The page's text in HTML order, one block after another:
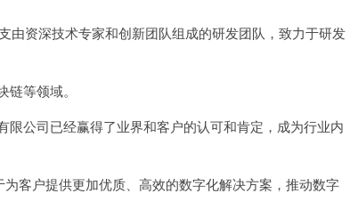
币
资深技术专家和创新团队组成的研发团队，致力于研发
等领域。
公司已经赢得了业界和客户的认可和肯定，成为行业内
客户提供更加优质、高效的数字化解决方案，推动数字